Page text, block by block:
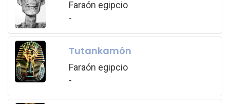
Faraón egipcio
-
Tutankamón
Faraón egipcio
-